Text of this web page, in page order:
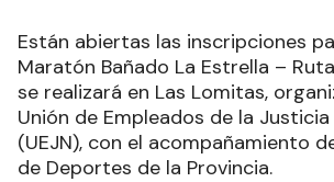
Están abiertas las inscripciones
Maratón Bañado La Estrella –
se realizará en Las Lomitas,
Unión de Empleados de la
(UEJN), con el acompañamiento
de Deportes de la Provincia.